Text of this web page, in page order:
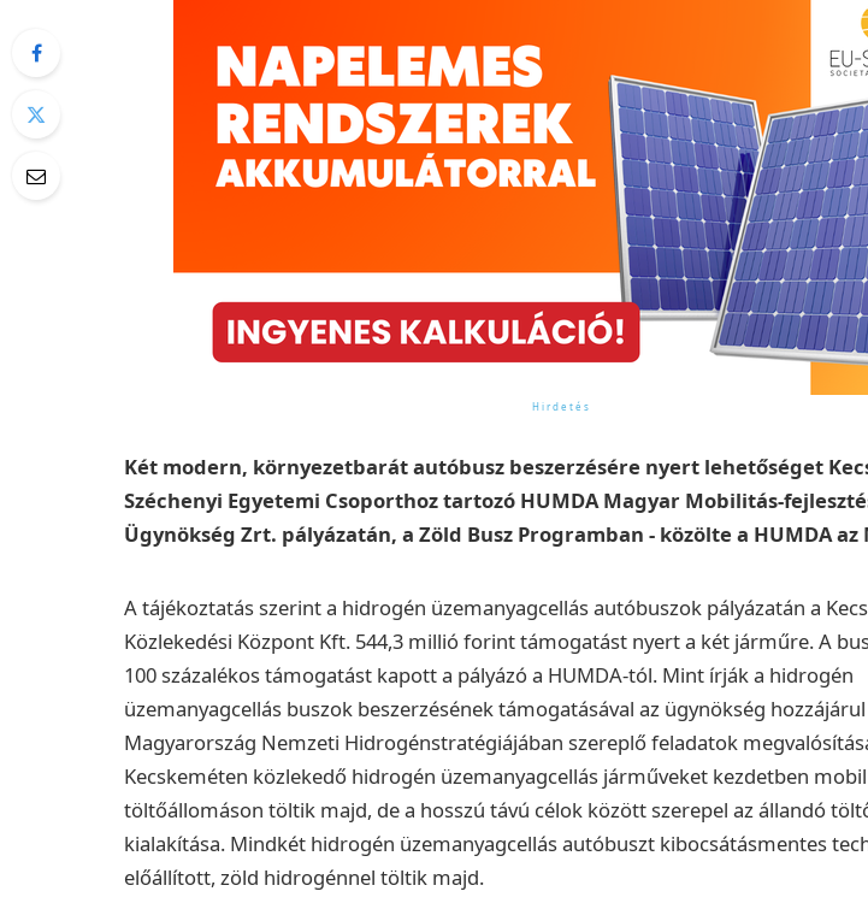
Két modern, környezetbarát autóbusz beszerzésére nyert lehetőséget
Széchenyi Egyetemi Csoporthoz tartozó HUMDA Magyar Mobilitás-
Ügynökség Zrt. pályázatán, a Zöld Busz Programban - közölte a HUMDA az
A tájékoztatás szerint a hidrogén üzemanyagcellás autóbuszok pályázatán a
Közlekedési Központ Kft. 544,3 millió forint támogatást nyert a két járműre. A
100 százalékos támogatást kapott a pályázó a HUMDA-tól. Mint írják a hidrogén
üzemanyagcellás buszok beszerzésének támogatásával az ügynökség hozzájárul
Magyarország Nemzeti Hidrogénstratégiájában szereplő feladatok
Kecskeméten közlekedő hidrogén üzemanyagcellás járműveket kezdetben mobil
töltőállomáson töltik majd, de a hosszú távú célok között szerepel az állandó
kialakítása. Mindkét hidrogén üzemanyagcellás autóbuszt kibocsátásmentes
előállított, zöld hidrogénnel töltik majd.